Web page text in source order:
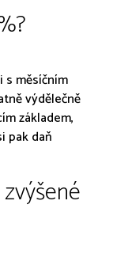
s měsíčním
výdělečně
základem,
pak daň